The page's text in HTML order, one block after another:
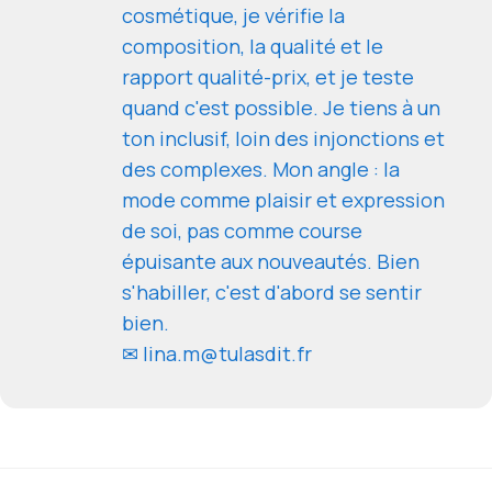
cosmétique, je vérifie la
composition, la qualité et le
rapport qualité-prix, et je teste
quand c'est possible. Je tiens à un
ton inclusif, loin des injonctions et
des complexes. Mon angle : la
mode comme plaisir et expression
de soi, pas comme course
épuisante aux nouveautés. Bien
s'habiller, c'est d'abord se sentir
bien.
✉ lina.m@tulasdit.fr